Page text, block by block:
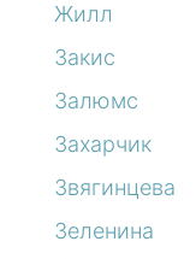
Жилл
Закис
Залюмс
Захарчик
Звягинцева
Зеленина